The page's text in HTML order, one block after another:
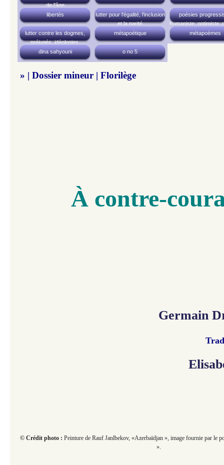
de l'âge
libertés
lutter pour l'égalité, l'inclusion
et la parité
poésies
humaniste, optimiste,
lutter contre les dogmes,
préjugés, idéologies,
fondamentalismes, etc.
métapoétique métapoèmes
dina sahyouni o no 5
» | Dossier mineur | Florilège
À contre-
Germain
© Crédit photo : Peinture de Rauf Janlbekov, «Azerbaïdjan », image fournie par le
».